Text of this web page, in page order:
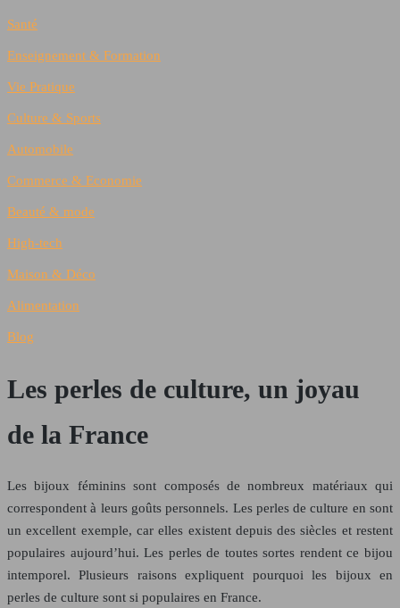
Santé
Enseignement & Formation
Vie Pratique
Culture & Sports
Automobile
Commerce & Economie
Beauté & mode
High-tech
Maison & Déco
Alimentation
Blog
Les perles de culture, un joyau
de la France
Les bijoux féminins sont composés de nombreux matériaux qui
correspondent à leurs goûts personnels. Les perles de culture en sont
un excellent exemple, car elles existent depuis des siècles et restent
populaires aujourd’hui. Les perles de toutes sortes rendent ce bijou
intemporel. Plusieurs raisons expliquent pourquoi les bijoux en
perles de culture sont si populaires en France.